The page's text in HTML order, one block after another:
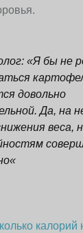
«Я бы не
довольно
Да, на
веса,
«
калорий